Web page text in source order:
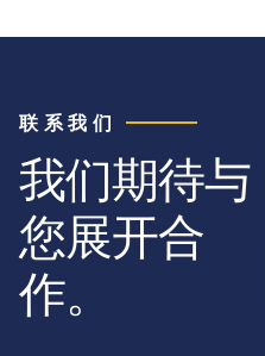
联系我们
我们期待与
您展开合
作。